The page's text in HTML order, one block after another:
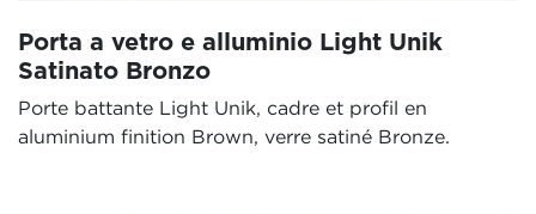
Porta a vetro e alluminio Light Unik
Satinato Bronzo
Porte battante Light Unik, cadre et profil en
aluminium finition Brown, verre satiné Bronze.